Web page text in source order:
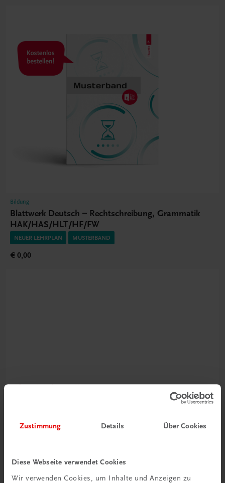
Zustimmung Details Über Cookies
Diese Webseite verwendet Cookies
Wir verwenden Cookies, um Inhalte und Anzeigen zu
Bildung
Blattwerk Deutsch – Rechtschreibung, Grammatik
HAK/HAS/HLT/HF/FW
NEUER LEHRPLAN MUSTERBAND
€ 0,00
Durchblick behalten
Musterbände bestellen